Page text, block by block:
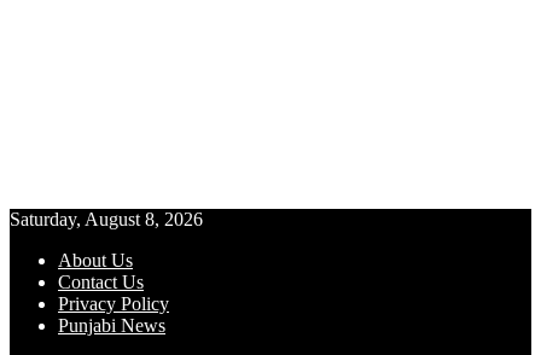
Saturday, August 8, 2026
About Us
Contact Us
Privacy Policy
Punjabi News